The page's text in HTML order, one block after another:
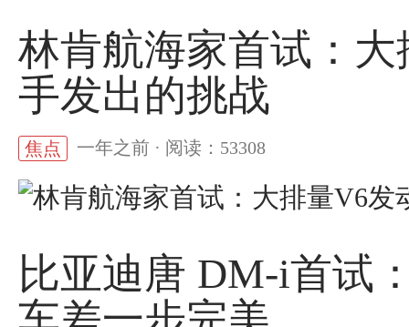
林肯航海家首试：
手发出的挑战
焦点 一年之前 · 阅读：53308
比亚迪唐 DM-i首试